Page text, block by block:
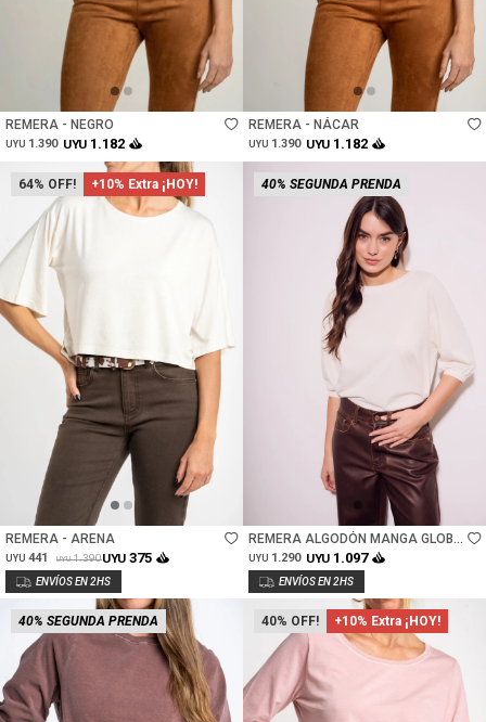
REMERA - NEGRO
UYU 1.390 UYU 1.182
Talle
REMERA - NÁCAR
UYU 1.390 UYU 1.182
64 +10% Extra ¡HOY!
REMERA - ARENA
UYU 441 UYU 1.390UYU 375
40% SEGUNDA PRENDA
REMERA ALGODÓN MANGA GLOBO
- OFF WHITE
UYU 1.290 UYU 1.097
40% SEGUNDA PRENDA 40 +10% Extra ¡HOY!